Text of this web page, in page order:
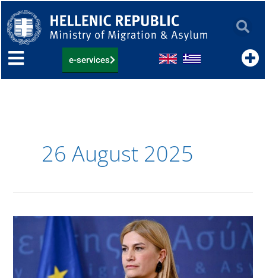
to
content
e-services
26 August 2025
Υπουργική
Απόφαση
για